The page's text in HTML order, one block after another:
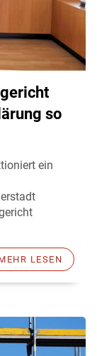
so
ein
LESEN